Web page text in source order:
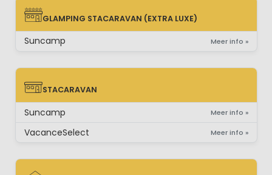
GLAMPING STACARAVAN (EXTRA LUXE)
GLAMPING STACARAVAN (EXTRA LUXE)
Suncamp Meer info »
STACARAVAN
STACARAVAN
Suncamp Meer info »
VacanceSelect Meer info »